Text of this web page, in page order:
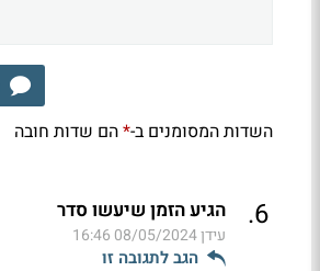
השדות המסומנים ב-*הם שדות חובה
6
. הגיע הזמן שיעשו סדר
עידן08/05/2024 16:46
הגב לתגובה זו